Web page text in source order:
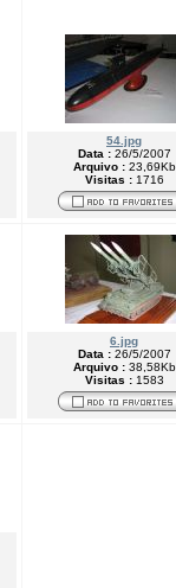
54.jpg
Data : 26/5/2007
Arquivo : 23,69Kb
Visitas : 1716
6.jpg
Data : 26/5/2007
Arquivo : 38,58Kb
Visitas : 1583